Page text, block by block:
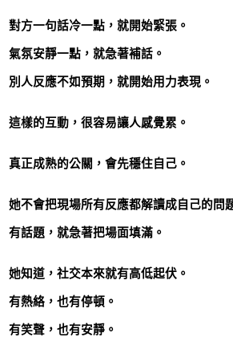
對方一句話冷一點，就開始緊張。
氣氛安靜一點，就急著補話。
別人反應不如預期，就開始用力表現。
這樣的互動，很容易讓人感覺累。
真正成熟的公關，會先穩住自己。
她不會把現場所有反應都解讀成自己的問
有話題，就急著把場面填滿。
她知道，社交本來就有高低起伏。
有熱絡，也有停頓。
有笑聲，也有安靜。